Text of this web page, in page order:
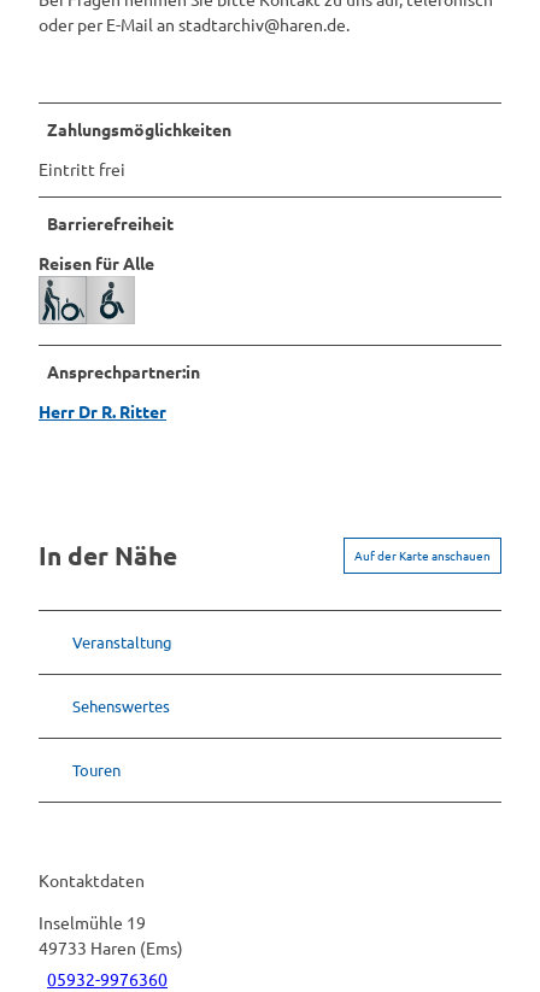
oder per E-Mail an stadtarchiv@haren.de.
Zahlungsmöglichkeiten
Eintritt frei
Barrierefreiheit
Reisen für Alle
Ansprechpartner:in
Herr Dr R. Ritter
In der Nähe Auf der Karte anschauen
Veranstaltung
Sehenswertes
Touren
Kontaktdaten
Inselmühle 19
49733 Haren (Ems)
05932-9976360